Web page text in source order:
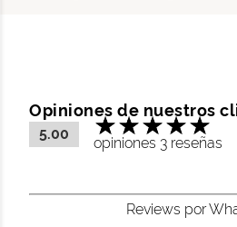
Opiniones de nuestros
5.00
opiniones 3 reseñas
Reviews por